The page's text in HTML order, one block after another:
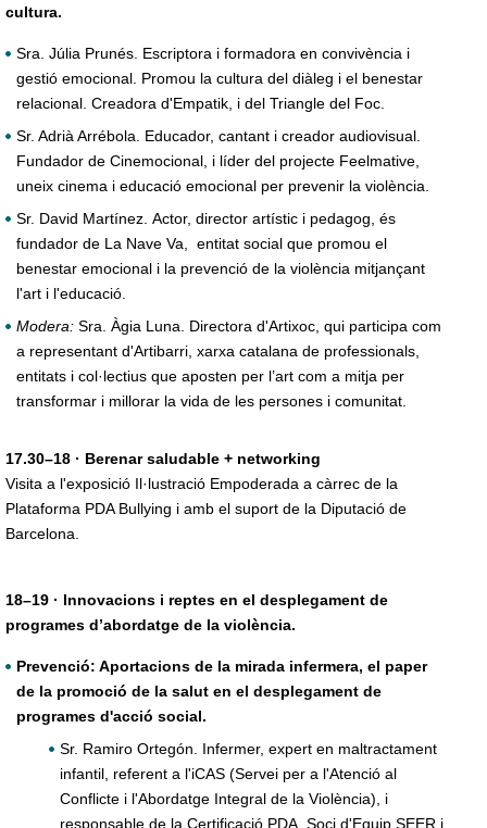
cultura.
Sra. Júlia Prunés. Escriptora i formadora en convivència i
gestió emocional. Promou la cultura del diàleg i el benestar
relacional. Creadora d'Empatik, i del Triangle del Foc.
Sr. Adrià Arrébola. Educador, cantant i creador audiovisual.
Fundador de Cinemocional, i líder del projecte Feelmative,
uneix cinema i educació emocional per prevenir la violència.
Sr. David Martínez. Actor, director artístic i pedagog, és
fundador de La Nave Va, entitat social que promou el
benestar emocional i la prevenció de la violència mitjançant
l'art i l'educació.
Modera: Sra. Àgia Luna. Directora d'Artixoc, qui participa com
a representant d'Artibarri, xarxa catalana de professionals,
entitats i col·lectius que aposten per l’art com a mitja per
transformar i millorar la vida de les persones i comunitat.
17.30–18 · Berenar saludable + networking
Visita a l'exposició Il·lustració Empoderada a càrrec de la
Plataforma PDA Bullying i amb el suport de la Diputació de
Barcelona.
18–19 · Innovacions i reptes en el desplegament de
programes d’abordatge de la violència.
Prevenció: Aportacions de la mirada infermera, el paper
de la promoció de la salut en el desplegament de
programes d'acció social.
Sr. Ramiro Ortegón. Infermer, expert en maltractament
infantil, referent a l'iCAS (Servei per a l'Atenció al
Conflicte i l'Abordatge Integral de la Violència), i
responsable de la Certificació PDA. Soci d'Equip SEER i